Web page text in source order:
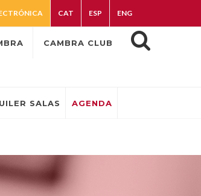
CAT ESP ENG
CAMBRA CLUB
SALAS AGENDA